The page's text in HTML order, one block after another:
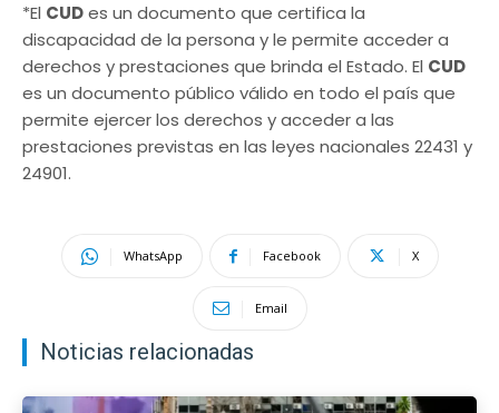
*El CUDes un documento que certifica la
discapacidad de la persona y le permite acceder a
derechos y prestaciones que brinda el Estado. El CUD
es un documento público válido en todo el país que
permite ejercer los derechos y acceder a las
prestaciones previstas en las leyes nacionales 22431 y
24901.
WhatsApp Facebook X
Email
Noticias relacionadas